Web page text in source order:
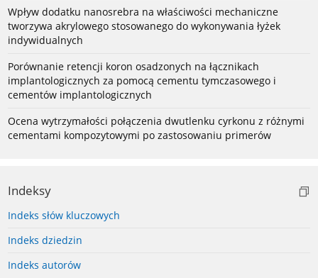
Wpływ dodatku nanosrebra na właściwości mechaniczne
tworzywa akrylowego stosowanego do wykonywania łyżek
indywidualnych
Porównanie retencji koron osadzonych na łącznikach
implantologicznych za pomocą cementu tymczasowego i
cementów implantologicznych
Ocena wytrzymałości połączenia dwutlenku cyrkonu z różnymi
cementami kompozytowymi po zastosowaniu primerów
Indeksy
Indeks słów kluczowych
Indeks dziedzin
Indeks autorów